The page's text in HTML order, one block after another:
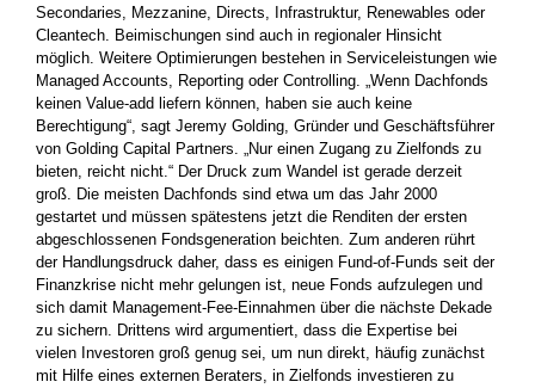
Secondaries, Mezzanine, Directs, Infrastruktur, Renewables oder
Cleantech. Bei­mischungen sind auch in regionaler Hinsicht
möglich. Weitere Optimierungen bestehen in Serviceleistungen wie
Managed Accounts, Reporting­ oder Controlling. „Wenn Dachfonds
keinen Value-add ­liefern können, haben sie auch keine
Berechtigung“, sagt Jeremy Golding, Gründer und Geschäftsführer
von Golding Capital Partners. „Nur einen Zugang zu Zielfonds zu
bieten, reicht nicht.“ Der Druck zum Wandel ist gerade derzeit
groß. Die meisten Dachfonds sind etwa um das Jahr 2000
gestartet und müssen spätestens jetzt die Renditen der ersten
abgeschlossenen Fondsgeneration beichten. Zum anderen rührt
der Handlungsdruck daher, dass es einigen Fund-of-Funds seit der
­Finanzkrise nicht mehr gelungen ist, neue Fonds aufzulegen und
sich damit Management-Fee-Einnahmen über die nächste Dekade
zu ­sichern. Drittens wird argumentiert, dass die Expertise bei
vielen ­Investoren groß genug sei, um nun direkt, häufig zunächst
mit Hilfe eines externen Beraters, in Zielfonds investieren zu